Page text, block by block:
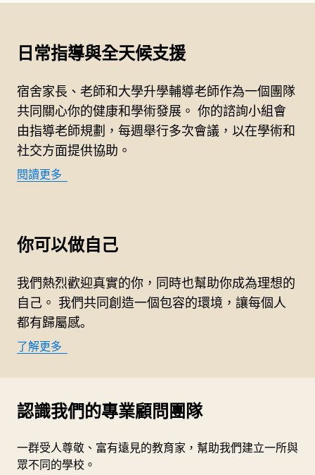
日常指導與全天候支援
宿舍家長、老師和大學升學輔導老師作為一個團隊
共同關心你的健康和學術發展。 你的諮詢小組會
由指導老師規劃，每週舉行多次會議，以在學術和
社交方面提供協助。
閱讀更多
你可以做自己
我們熱烈歡迎真實的你，同時也幫助你成為理想的
自己。 我們共同創造一個包容的環境，讓每個人
都有歸屬感｡
了解更多
認識我們的專業顧問團隊
一群受人尊敬、富有遠見的教育家，幫助我們建立一所與
眾不同的學校。